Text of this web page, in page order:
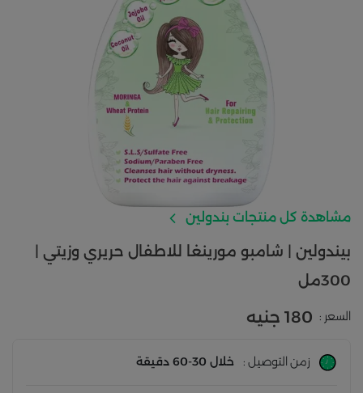
مشاهدة كل منتجات بندولين
بيندولين | شامبو مورينغا للاطفال حريري وزيتي |
300مل
السعر : 180 جنيه
زمن التوصيل : خلال 30-60 دقيقة